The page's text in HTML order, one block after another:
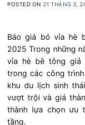
POSTED ON 21 THÁNG 3,
Báo giá bó vỉa hè
2025 Trong những
vỉa hè bê tông giả
trongcác côngtrình
khu du lịch sinh
vượt trộivàgiá
thành lựa chọn ưu
tầng.